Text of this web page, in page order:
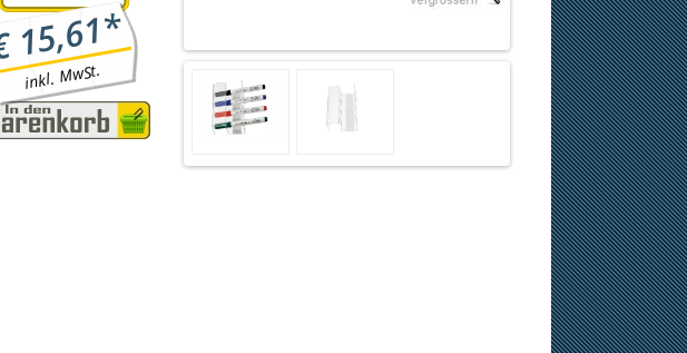
15,61*
inkl. MwSt.